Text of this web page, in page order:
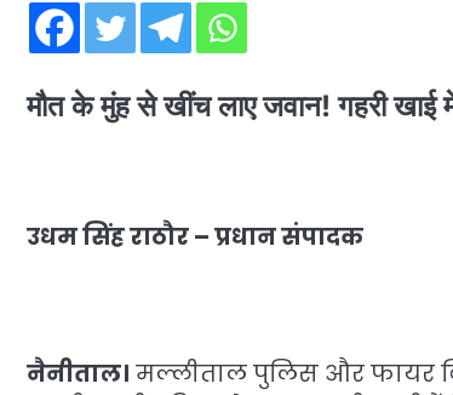
मौत के मुंह से खींच लाए जवान! गहरी खाई
उधम सिंह राठौर – प्रधान संपादक
नैनीताल। मल्लीताल पुलिस और फायर